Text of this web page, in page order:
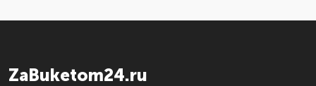
ZaBuketom24.ru